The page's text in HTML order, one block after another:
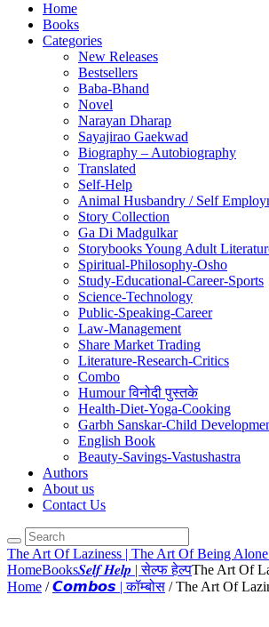
Home
Books
Categories
New Releases
Bestsellers
Baba-Bhand
Novel
Narayan Dharap
Sayajirao Gaekwad
Biography – Autobiography
Translated
Self-Help
Animal Husbandry / Self
Story Collection
Ga Di Madgulkar
Storybooks Young Adult
Spiritual-Philosophy-Osho
Study-Educational-Career-Sports
Science-Technology
Public-Speaking-Career
Law-Management
Share Market Trading
Literature-Research-Critics
Combo
Humour विनोदी पुस्तके
Health-Diet-Yoga-Cooking
Garbh Sanskar-Child
English Book
Beauty-Savings-Vastushastra
Authors
About us
Contact Us
The Art Of Laziness | The Art Of Being
HomeBooks𝑺𝒆𝒍𝒇 𝑯𝒆𝒍𝒑 | सेल्फ हेल्पThe Art Of
Home /𝘾𝙤𝙢𝙗𝙤𝙨 | कॉम्बोस / The Art Of